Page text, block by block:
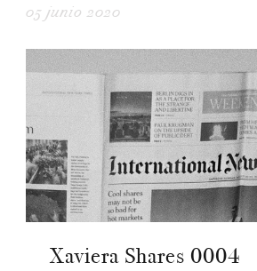
05 junio 2020
Xaviera Shares 0004